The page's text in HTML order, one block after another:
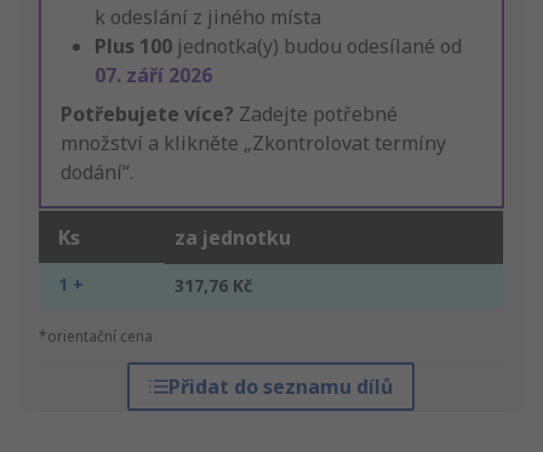
k odeslání z jiného místa
Plus 100 jednotka(y) budou odesílané od
07. září 2026
Potřebujete více? Zadejte potřebné
množství a klikněte „Zkontrolovat termíny
dodání“.
Ks za jednotku
1 + 317,76 Kč
*orientační cena
Přidat do seznamu dílů